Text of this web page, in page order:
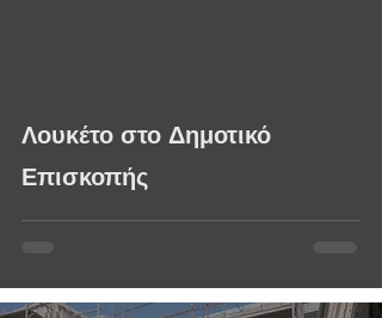
Λουκέτο στο Δημοτικό
Επισκοπής